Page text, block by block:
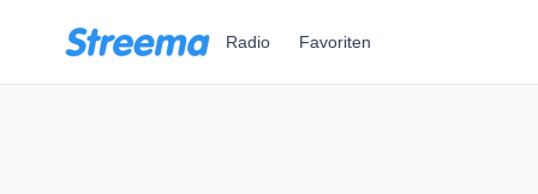
Radio Favoriten